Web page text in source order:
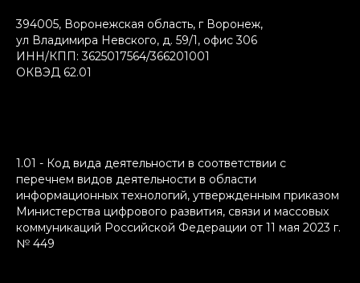
394005, Воронежская область, г Воронеж,
ул Владимира Невского, д. 59/1, офис 306
ИНН/КПП: 3625017564/366201001
ОКВЭД 62.01
1.01 - Код вида деятельности в соответствии с
перечнем видов деятельности в области
информационных технологий, утвержденным приказом
Министерства цифрового развития, связи и массовых
коммуникаций Российской Федерации от 11 мая 2023 г.
№ 449